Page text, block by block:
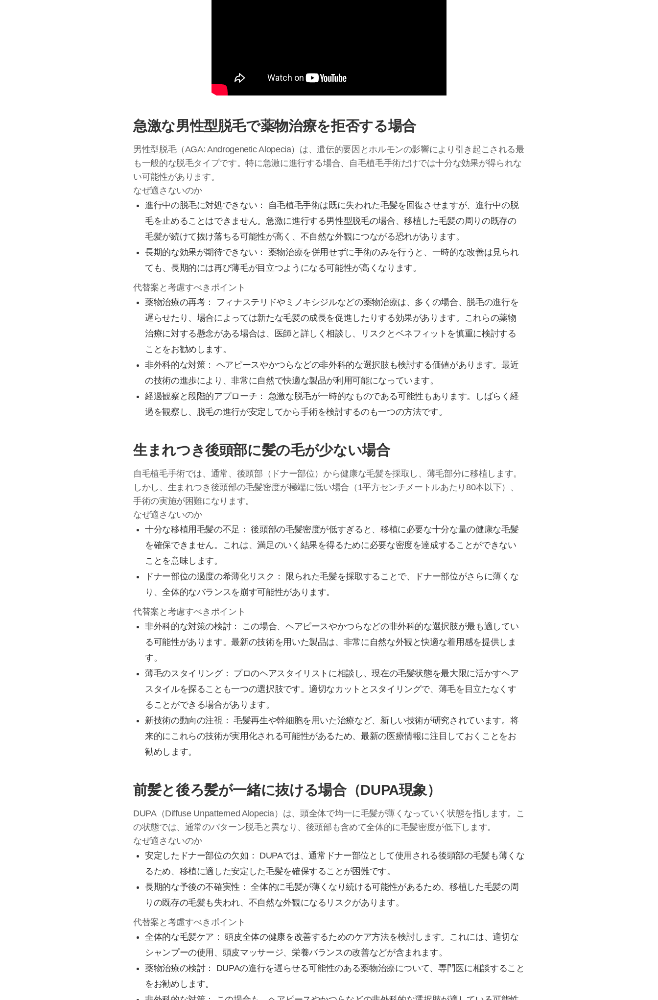
急激な男性型脱毛で薬物治療を拒否する場合
男性型脱毛（AGA: Androgenetic Alopecia）は、遺伝的要因とホルモンの影響により引き起こされる最
も一般的な脱毛タイプです。特に急激に進行する場合、自毛植毛手術だけでは十分な効果が得られな
い可能性があります。
なぜ適さないのか
進行中の脱毛に対処できない： 自毛植毛手術は既に失われた毛髪を回復させますが、進行中の脱
毛を止めることはできません。急激に進行する男性型脱毛の場合、移植した毛髪の周りの既存の
毛髪が続けて抜け落ちる可能性が高く、不自然な外観につながる恐れがあります。
長期的な効果が期待できない： 薬物治療を併用せずに手術のみを行うと、一時的な改善は見られ
ても、長期的には再び薄毛が目立つようになる可能性が高くなります。
代替案と考慮すべきポイント
薬物治療の再考： フィナステリドやミノキシジルなどの薬物治療は、多くの場合、脱毛の進行を
遅らせたり、場合によっては新たな毛髪の成長を促進したりする効果があります。これらの薬物
治療に対する懸念がある場合は、医師と詳しく相談し、リスクとベネフィットを慎重に検討する
ことをお勧めします。
非外科的な対策： ヘアピースやかつらなどの非外科的な選択肢も検討する価値があります。最近
の技術の進歩により、非常に自然で快適な製品が利用可能になっています。
経過観察と段階的アプローチ： 急激な脱毛が一時的なものである可能性もあります。しばらく経
過を観察し、脱毛の進行が安定してから手術を検討するのも一つの方法です。
生まれつき後頭部に髪の毛が少ない場合
自毛植毛手術では、通常、後頭部（ドナー部位）から健康な毛髪を採取し、薄毛部分に移植します。
しかし、生まれつき後頭部の毛髪密度が極端に低い場合（1平方センチメートルあたり80本以下）、
手術の実施が困難になります。
なぜ適さないのか
十分な移植用毛髪の不足： 後頭部の毛髪密度が低すぎると、移植に必要な十分な量の健康な毛髪
を確保できません。これは、満足のいく結果を得るために必要な密度を達成することができない
ことを意味します。
ドナー部位の過度の希薄化リスク： 限られた毛髪を採取することで、ドナー部位がさらに薄くな
り、全体的なバランスを崩す可能性があります。
代替案と考慮すべきポイント
非外科的な対策の検討： この場合、ヘアピースやかつらなどの非外科的な選択肢が最も適してい
る可能性があります。最新の技術を用いた製品は、非常に自然な外観と快適な着用感を提供しま
す。
薄毛のスタイリング： プロのヘアスタイリストに相談し、現在の毛髪状態を最大限に活かすヘア
スタイルを探ることも一つの選択肢です。適切なカットとスタイリングで、薄毛を目立たなくす
ることができる場合があります。
新技術の動向の注視： 毛髪再生や幹細胞を用いた治療など、新しい技術が研究されています。将
来的にこれらの技術が実用化される可能性があるため、最新の医療情報に注目しておくことをお
勧めします。
前髪と後ろ髪が一緒に抜ける場合（DUPA現象）
DUPA（Diffuse Unpatterned Alopecia）は、頭全体で均一に毛髪が薄くなっていく状態を指します。こ
の状態では、通常のパターン脱毛と異なり、後頭部も含めて全体的に毛髪密度が低下します。
なぜ適さないのか
安定したドナー部位の欠如： DUPAでは、通常ドナー部位として使用される後頭部の毛髪も薄くな
るため、移植に適した安定した毛髪を確保することが困難です。
長期的な予後の不確実性： 全体的に毛髪が薄くなり続ける可能性があるため、移植した毛髪の周
りの既存の毛髪も失われ、不自然な外観になるリスクがあります。
代替案と考慮すべきポイント
全体的な毛髪ケア： 頭皮全体の健康を改善するためのケア方法を検討します。これには、適切な
シャンプーの使用、頭皮マッサージ、栄養バランスの改善などが含まれます。
薬物治療の検討： DUPAの進行を遅らせる可能性のある薬物治療について、専門医に相談すること
をお勧めします。